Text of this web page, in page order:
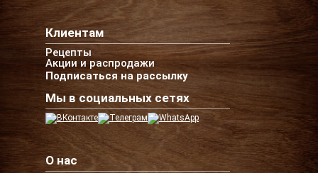
Клиентам
Рецепты
Акции и распродажи
Подписаться на рассылку
Мы в социальных сетях
О нас